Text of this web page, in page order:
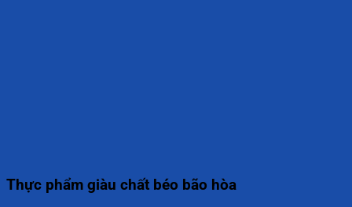
Thực phẩm giàu chất béo bão hòa